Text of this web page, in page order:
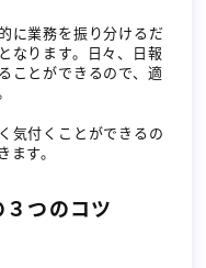
に業務を振り分けるだ
なります。日々、日報
ことができるので、適
気付くことができるの
す。
つのコツ